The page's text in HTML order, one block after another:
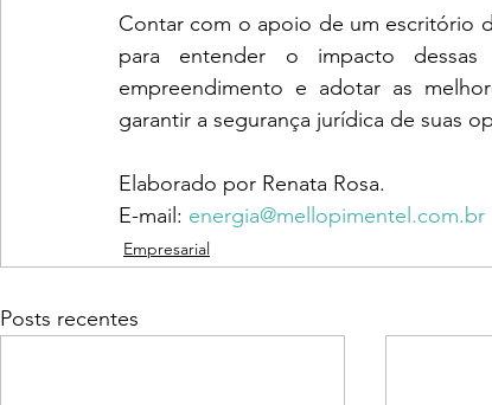
Contar com o apoio de um escritório
para entender o impacto
empreendimento e adotar as
garantir a segurança jurídica de suas
Elaborado por Renata Rosa.
E-mail: energia@mellopimentel.com.br
Empresarial
Posts recentes